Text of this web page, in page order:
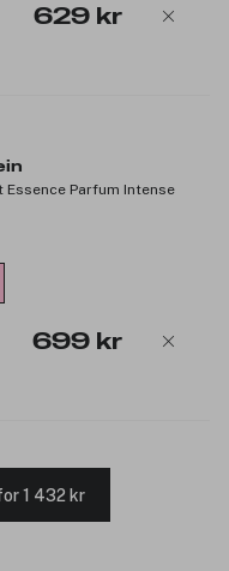
629 kr
Essence Parfum Intense
699 kr
1 432 kr